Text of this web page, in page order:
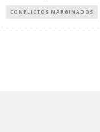
CONFLICTOS MARGINADOS